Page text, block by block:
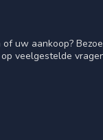
uw aankoop?
veelgestelde